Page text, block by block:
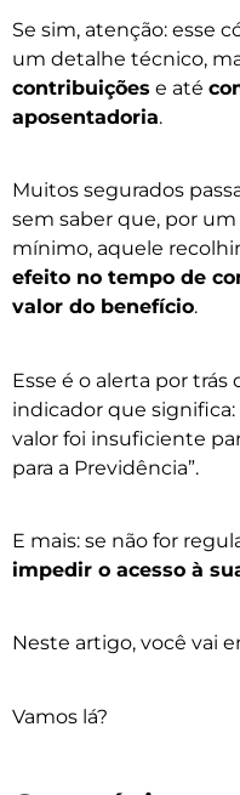
Se sim, atenção: esse
um detalhe técnico,
contribuições e até
aposentadoria.
Muitos segurados
sem saber que, por
mínimo, aquele
efeito no tempo de
valor do benefício.
Esse é o alerta por trás
indicador que
valor foi insuficiente
para a Previdência”.
E mais: se não for
impedir o acesso à
Neste artigo, você vai
Vamos lá?